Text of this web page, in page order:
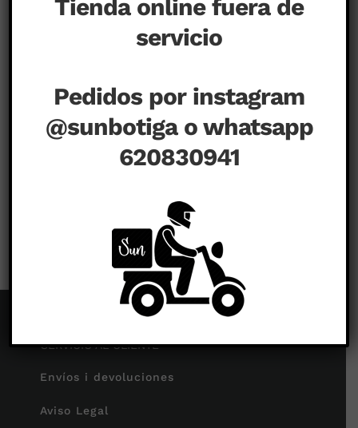
noviembre 17th, 2022 | Comentarios desactivados
SERVICIO AL CLIENTE
Envíos i devoluciones
Aviso Legal
Tienda online fuera de
servicio
Pedidos por instagram
@sunbotiga o whatsapp
620830941